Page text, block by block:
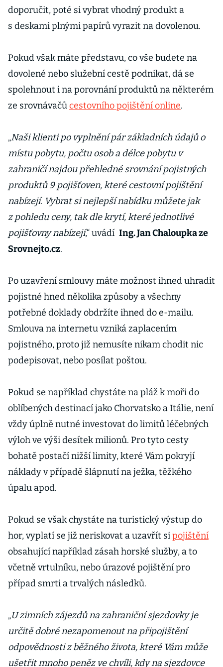
doporučit, poté si vybrat vhodný produkt a
s deskami plnými papírů vyrazit na dovolenou.
Pokud však máte představu, co vše budete na
dovolené nebo služební cestě podnikat, dá se
spolehnout i na porovnání produktů na některém
ze srovnávačůcestovního pojištění online.
„Naši klienti po vyplnění pár základních údajů o
místu pobytu, počtu osob a délce pobytu v
zahraničí najdou přehledné srovnání pojistných
produktů 9 pojišťoven, které cestovní pojištění
nabízejí. Vybrat si nejlepší nabídku můžete jak
z pohledu ceny, tak dle krytí, které jednotlivé
pojišťovny nabízejí,“ uvádí Ing. Jan Chaloupka ze
Srovnejto.cz.
Po uzavření smlouvy máte možnost ihned uhradit
pojistné hned několika způsoby a všechny
potřebné doklady obdržíte ihned do e-mailu.
Smlouva na internetu vzniká zaplacením
pojistného, proto již nemusíte nikam chodit nic
podepisovat, nebo posílat poštou.
Pokud se například chystáte na pláž k moři do
oblíbených destinací jako Chorvatsko a Itálie, není
vždy úplně nutné investovat do limitů léčebných
výloh ve výši desítek milionů. Pro tyto cesty
bohatě postačí nižší limity, které Vám pokryjí
náklady v případě šlápnutí na ježka, těžkého
úpalu apod.
Pokud se však chystáte na turistický výstup do
hor, vyplatí se již neriskovat a uzavřít sipojištění
obsahující například zásah horské služby, a to
včetně vrtulníku, nebo úrazové pojištění pro
případ smrti a trvalých následků.
„U zimních zájezdů na zahraniční sjezdovky je
určitě dobré nezapomenout na připojištění
odpovědnosti z běžného života, které Vám může
ušetřit mnoho peněz ve chvíli, kdy na sjezdovce